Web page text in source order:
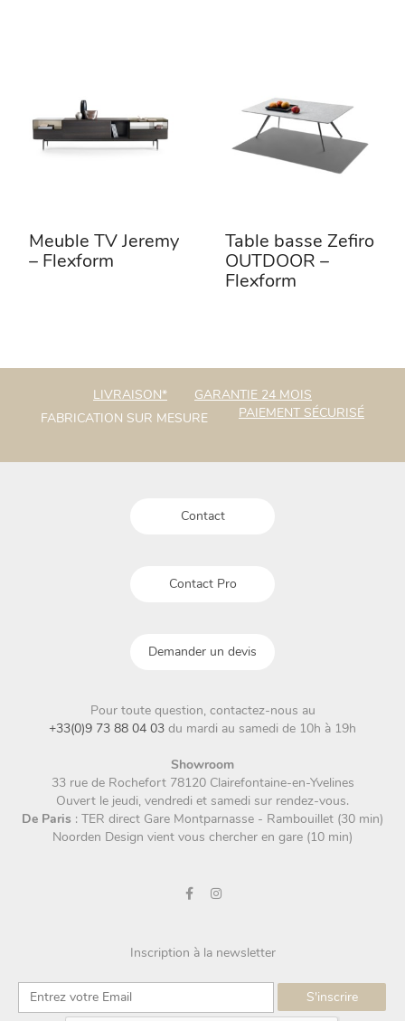
Meuble TV Jeremy
– Flexform
Table basse Zefiro
OUTDOOR –
Flexform
LIVRAISON*
GARANTIE 24 MOIS
FABRICATION SUR MESURE
PAIEMENT SÉCURISÉ
Contact
Contact Pro
Demander un devis
Pour toute question, contactez-nous au
+33(0)9 73 88 04 03 du mardi au samedi de 10h à 19h
Showroom
33 rue de Rochefort 78120 Clairefontaine-en-Yvelines
Ouvert le jeudi, vendredi et samedi sur rendez-vous.
De Paris : TER direct Gare Montparnasse - Rambouillet (30 min)
Noorden Design vient vous chercher en gare (10 min)
Inscription à la newsletter